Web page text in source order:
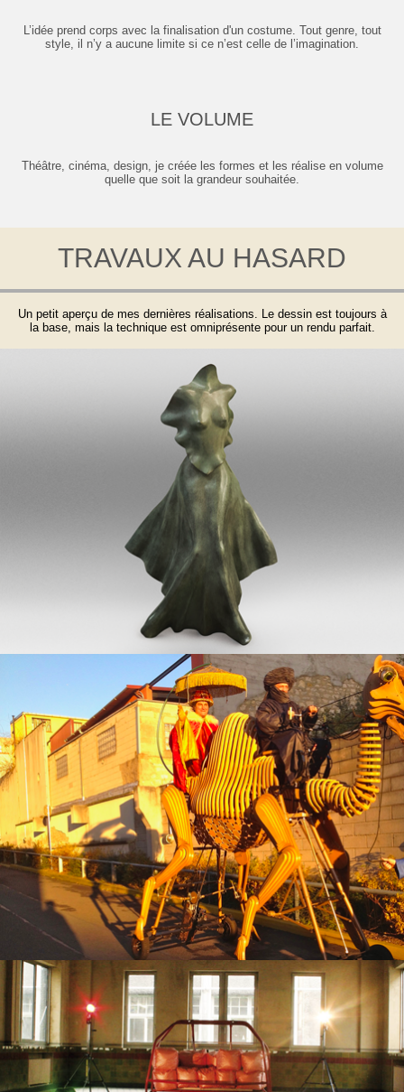
L’idée prend corps avec la finalisation d'un costume. Tout genre, tout
style, il n’y a aucune limite si ce n’est celle de l’imagination.
LE VOLUME
Théâtre, cinéma, design, je créée les formes et les réalise en volume
quelle que soit la grandeur souhaitée.
TRAVAUX AU HASARD
Un petit aperçu de mes dernières réalisations. Le dessin est toujours à
la base, mais la technique est omniprésente pour un rendu parfait.